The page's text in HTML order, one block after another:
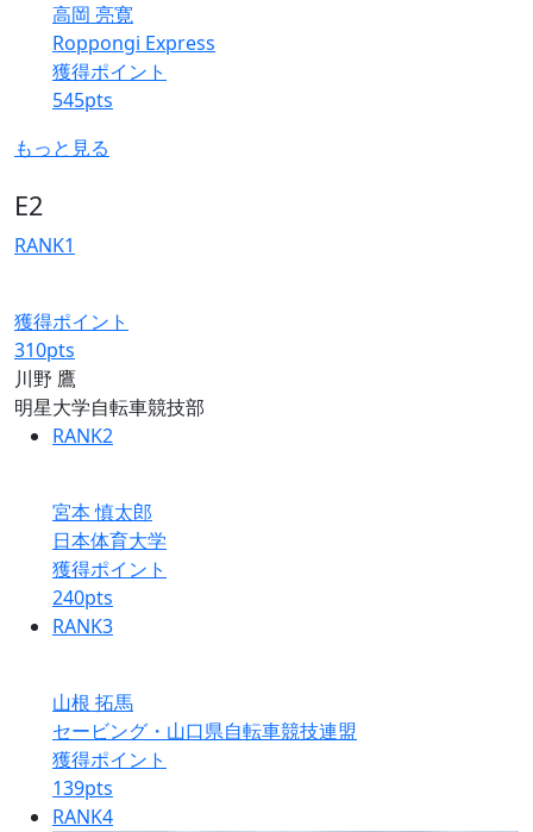
高岡 亮寛
Roppongi Express
獲得ポイント
545pts
もっと見る
E2
RANK1
獲得ポイント
310pts
川野 鷹
明星大学自転車競技部
RANK2
宮本 慎太郎
日本体育大学
獲得ポイント
240pts
RANK3
山根 拓馬
セービング・山口県自転車競技連盟
獲得ポイント
139pts
RANK4